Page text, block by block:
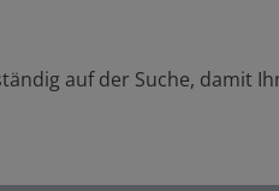
auf der Suche, damit